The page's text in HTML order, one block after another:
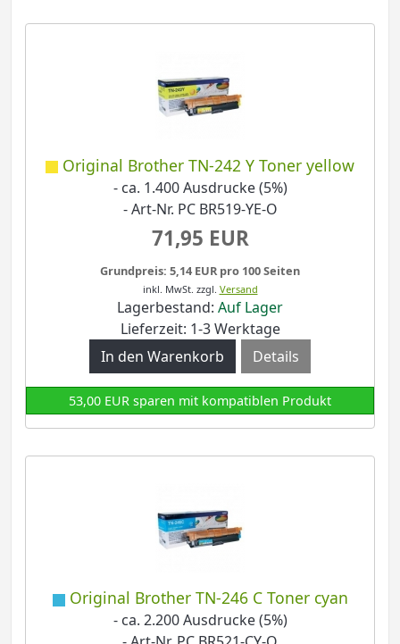
Original Brother TN-242 Y Toner yellow
- ca. 1.400 Ausdrucke (5%)
- Art-Nr. PC BR519-YE-O
71,95 EUR
Grundpreis: 5,14 EUR pro 100 Seiten
inkl. MwSt. zzgl. Versand
Lagerbestand: Auf Lager
Lieferzeit: 1-3 Werktage
Details
53,00 EUR sparen mit kompatiblen Produkt
Original Brother TN-246 C Toner cyan
- ca. 2.200 Ausdrucke (5%)